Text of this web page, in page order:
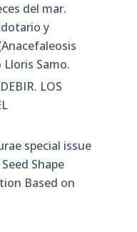
del mar.
y
Lloris Samo.
LOS
special issue
Shape
Based on